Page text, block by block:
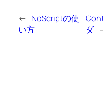
← NoScriptの使
い方
ダ